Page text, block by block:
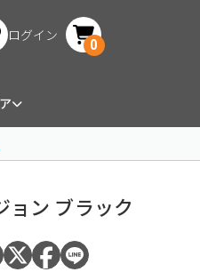
ログイン
0
ン ブラック